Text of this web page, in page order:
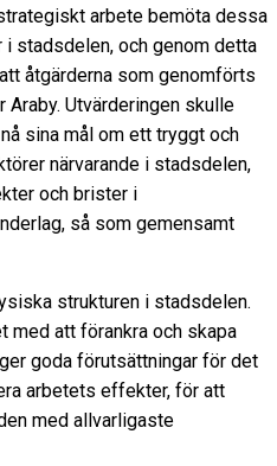
arbete bemöta dessa
i stadsdelen, och genom detta
åtgärderna som genomförts
Utvärderingen skulle
sina mål om ett tryggt och
närvarande i stadsdelen,
och brister i
så som gemensamt
strukturen i stadsdelen.
med att förankra och skapa
goda förutsättningar för det
arbetets effekter, för att
med allvarligaste